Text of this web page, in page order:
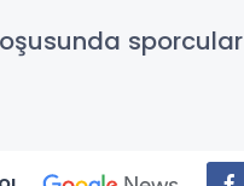
sporcular